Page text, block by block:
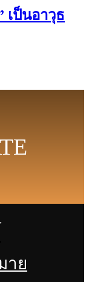
เป็นอาวุธ
าย